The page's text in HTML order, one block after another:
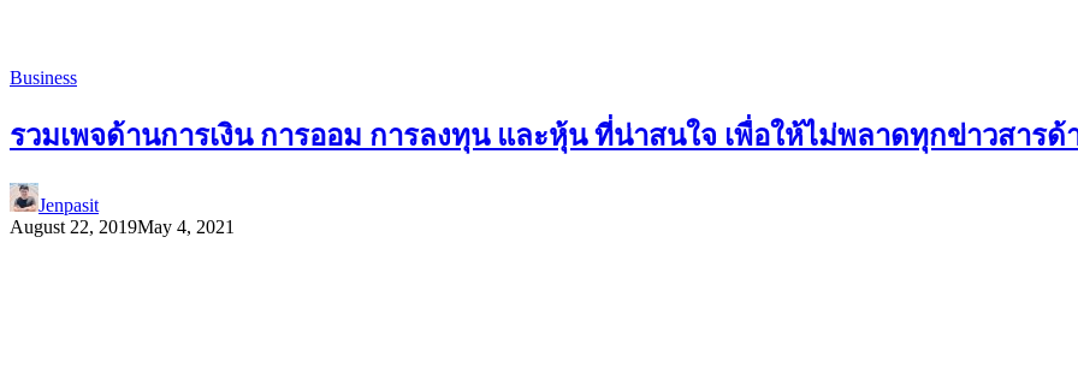
Business
รวมเพจด้านการเงิน การออม การลงทุน และหุ้น ที่น่าสนใจ เพื่อให้ไม่พลาดทุกข่าวสารด้
Jenpasit
August 22, 2019May 4, 2021